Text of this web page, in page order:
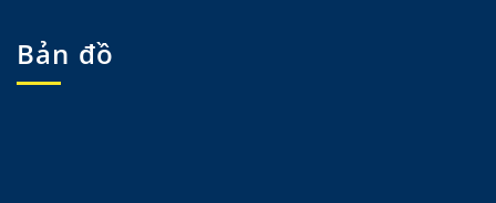
Bản đồ